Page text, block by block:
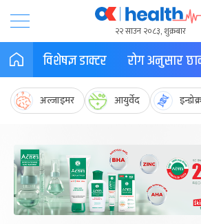
२२ साउन २०८३, शुक्रबार
विशेषज्ञ डाक्टर रोग अनुसार
अल्जाइमर आयुर्वेद